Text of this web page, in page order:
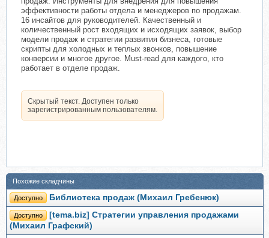
эффективности работы отдела и менеджеров по продажам.
16 инсайтов для руководителей. Качественный и
количественный рост входящих и исходящих заявок, выбор
модели продаж и стратегии развития бизнеса, готовые
скрипты для холодных и теплых звонков, повышение
конверсии и многое другое. Must-read для каждого, кто
работает в отделе продаж.
Скрытый текст. Доступен только
зарегистрированным пользователям.
Похожие складчины
Доступно Библиотека продаж (Михаил Гребенюк)
Доступно
[tema.biz] Стратегии управления продажами
(Михаил Графский)